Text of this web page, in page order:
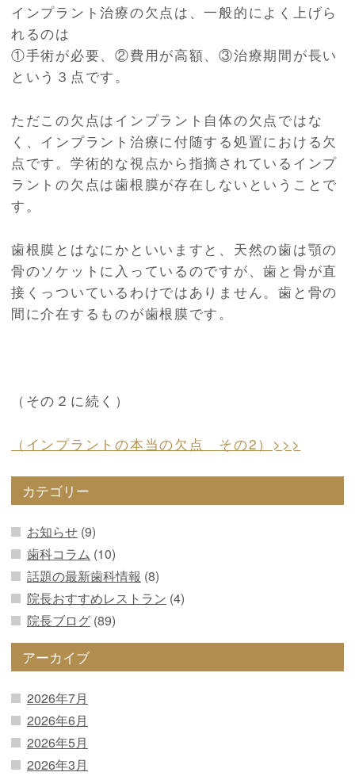
インプラント治療の欠点は、一般的によく上げら
れるのは
①手術が必要、②費用が高額、③治療期間が長い
という３点です。
ただこの欠点はインプラント自体の欠点ではな
く、インプラント治療に付随する処置における欠
点です。学術的な視点から指摘されているインプ
ラントの欠点は歯根膜が存在しないということで
す。
歯根膜とはなにかといいますと、天然の歯は顎の
骨のソケットに入っているのですが、歯と骨が直
接くっついているわけではありません。歯と骨の
間に介在するものが歯根膜です。
（その２に続く）
（インプラントの本当の欠点 その2）>>>
カテゴリー
お知らせ (9)
歯科コラム (10)
話題の最新歯科情報 (8)
院長おすすめレストラン (4)
院長ブログ (89)
アーカイブ
2026年7月
2026年6月
2026年5月
2026年3月